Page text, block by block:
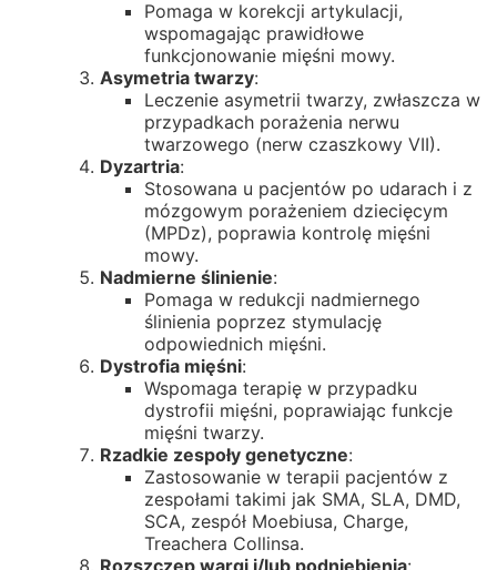
Pomaga w korekcji artykulacji,
wspomagając prawidłowe
funkcjonowanie mięśni mowy.
Asymetria twarzy:
Leczenie asymetrii twarzy, zwłaszcza w
przypadkach porażenia nerwu
twarzowego (nerw czaszkowy VII).
Dyzartria:
Stosowana u pacjentów po udarach i z
mózgowym porażeniem dziecięcym
(MPDz), poprawia kontrolę mięśni
mowy.
Nadmierne ślinienie:
Pomaga w redukcji nadmiernego
ślinienia poprzez stymulację
odpowiednich mięśni.
Dystrofia mięśni:
Wspomaga terapię w przypadku
dystrofii mięśni, poprawiając funkcje
mięśni twarzy.
Rzadkie zespoły genetyczne:
Zastosowanie w terapii pacjentów z
zespołami takimi jak SMA, SLA, DMD,
SCA, zespół Moebiusa, Charge,
Treachera Collinsa.
Rozszczep wargi i/lub podniebienia: